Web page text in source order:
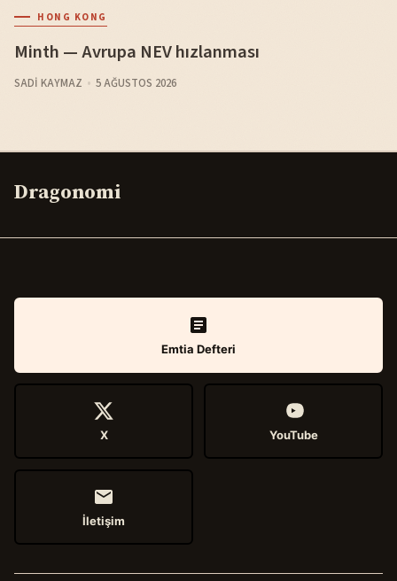
HONG KONG
Minth — Avrupa NEV hızlanması
SADI KAYMAZ 5 AĞUSTOS 2026
Dragonomi
Emtia Defteri
X YouTube
İletişim